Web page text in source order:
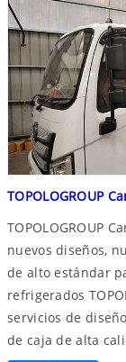
TOPOLOGROUP
TOPOLOGROUP
nuevos diseños,
de alto estándar
refrigerados
servicios de
de caja de alta